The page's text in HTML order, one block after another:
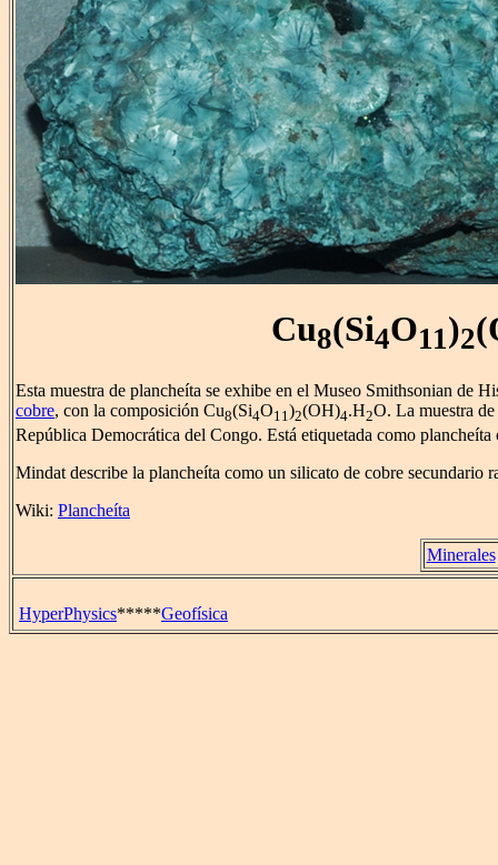
Cu8(Si4O11)2
Esta muestra de plancheíta se exhibe en el Museo Smithsonian de
cobre, con la composición Cu8(Si4O11 )2(OH)4.H2O. La muestra
República Democrática del Congo. Está etiquetada como
Mindat describe la plancheíta como un silicato de cobre secundario
Wiki: Plancheíta
Minerales
HyperPhysics*****Geofísica